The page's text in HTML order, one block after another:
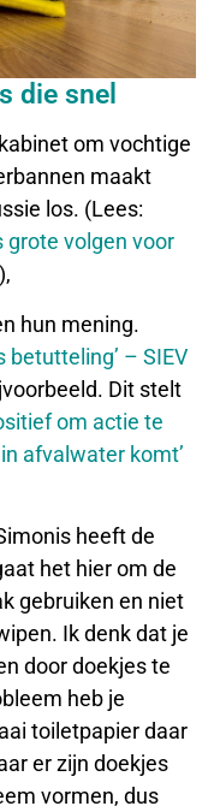
die snel
om vochtige
maakt
los. (Lees:
grote volgen voor
),
hun mening.
betutteling’ – SIEV
Dit stelt
om actie te
afvalwater komt’
heeft de
het hier om de
gebruiken en niet
Ik denk dat je
door doekjes te
heb je
toiletpapier daar
er zijn doekjes
vormen, dus